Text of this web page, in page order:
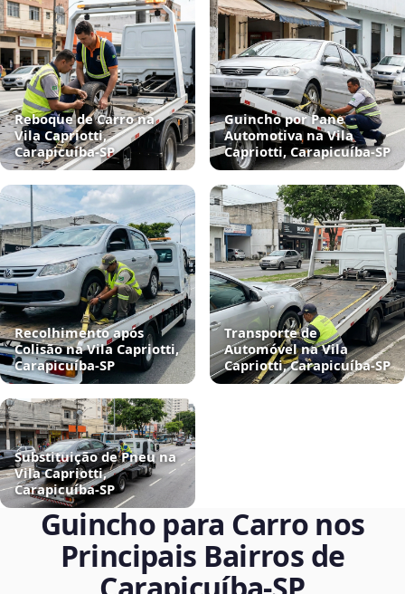
Reboque de Carro na
Vila Capriotti,
Carapicuíba‑SP
Guincho por Pane
Automotiva na Vila
Capriotti, Carapicuíba‑SP
Recolhimento após
Colisão na Vila Capriotti,
Carapicuíba‑SP
Transporte de
Automóvel na Vila
Capriotti, Carapicuíba‑SP
Substituição de Pneu na
Vila Capriotti,
Carapicuíba‑SP
Guincho para Carro nos
Principais Bairros de